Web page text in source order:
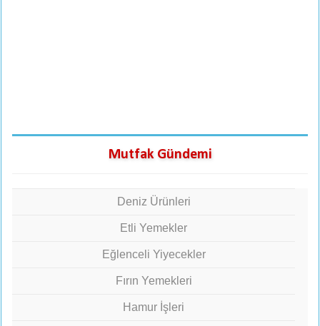
Mutfak Gündemi
Deniz Ürünleri
Etli Yemekler
Eğlenceli Yiyecekler
Fırın Yemekleri
Hamur İşleri